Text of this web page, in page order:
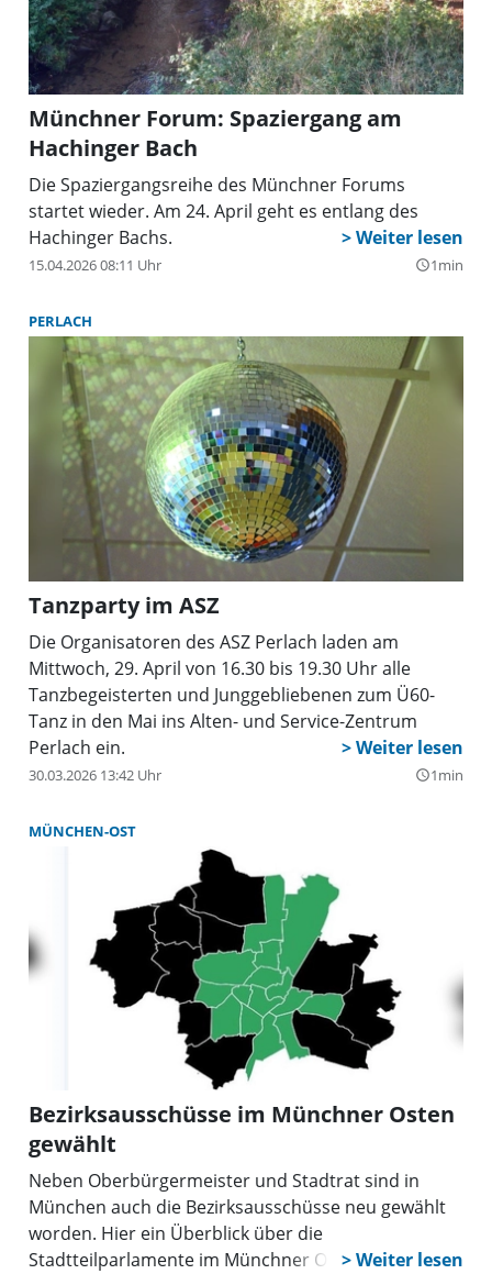
und Kuchen aus. Der Eintritt ist frei, Spenden sind
willkommen. Die Veranstaltung findet bei jedem
Wetter statt
Münchner Forum: Spaziergang am
Hachinger Bach
Die Spaziergangsreihe des Münchner Forums
startet wieder. Am 24. April geht es entlang des
Hachinger Bachs.
15.04.2026 08:11 Uhr query_builder1min
PERLACH
Tanzparty im ASZ
Die Organisatoren des ASZ Perlach laden am
Mittwoch, 29. April von 16.30 bis 19.30 Uhr alle
Tanzbegeisterten und Junggebliebenen zum Ü60-
Tanz in den Mai ins Alten- und Service-Zentrum
Perlach ein.
30.03.2026 13:42 Uhr query_builder1min
MÜNCHEN-OST
Bezirksausschüsse im Münchner Osten
gewählt
Neben Oberbürgermeister und Stadtrat sind in
München auch die Bezirksausschüsse neu gewählt
worden. Hier ein Überblick über die
Stadtteilparlamente im Münchner Osten.